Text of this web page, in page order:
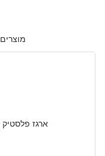
מוצרים